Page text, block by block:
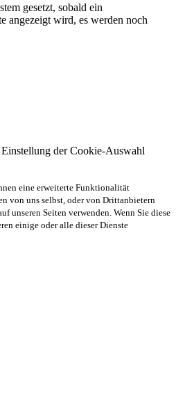
gesetzt, sobald ein
angezeigt wird, es werden noch
Einstellung der Cookie-Auswahl
eine erweiterte Funktionalität
von uns selbst, oder von Drittanbietern
unseren Seiten verwenden. Wenn Sie diese
einige oder alle dieser Dienste